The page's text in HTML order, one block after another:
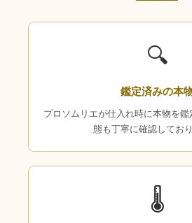
🔍
鑑定済みの本
プロソムリエが仕入れ時に本物を
態も丁寧に確認しており
🌡